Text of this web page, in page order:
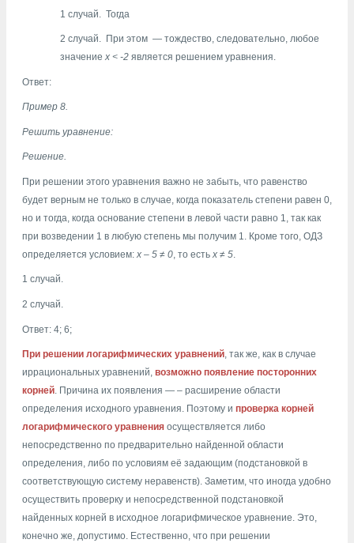
1 случай. Тогда
2 случай. При этом — тождество, следовательно, любое
значениеx < -2 является решением уравнения.
Ответ:
Пример 8.
Решить уравнение:
Решение.
При решении этого уравнения важно не забыть, что равенство
будет верным не только в случае, когда показатель степени равен 0,
но и тогда, когда основание степени в левой части равно 1, так как
при возведении 1 в любую степень мы получим 1. Кроме того, ОДЗ
определяется условием:х – 5 ≠ 0, то естьх ≠ 5.
1 случай.
2 случай.
Ответ: 4; 6;
При решении логарифмических уравнений, так же, как в случае
иррациональных уравнений, возможно появление посторонних
корней. Причина их появления — – расширение области
определения исходного уравнения. Поэтому и проверка корней
логарифмического уравнения осуществляется либо
непосредственно по предварительно найденной области
определения, либо по условиям её задающим (подстановкой в
соответствующую систему неравенств). Заметим, что иногда удобно
осуществить проверку и непосредственной подстановкой
найденных корней в исходное логарифмическое уравнение. Это,
конечно же, допустимо. Естественно, что при решении